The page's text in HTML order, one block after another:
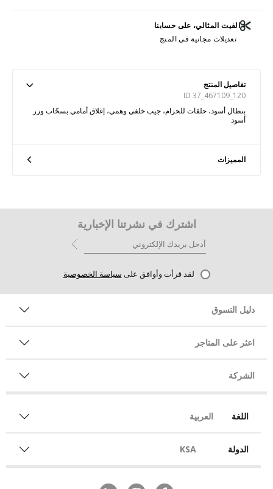
الفيت المثالي، على حسابنا
تعديلات مجانية في المتج
تفاصيل المنتج
ID 37_467109_120
بنطال أسود، حلقات للحزام، جيب خلفي وهمي، إغلاق أمامي بسحّاب وزر
أسود
المميزات
اشترك في نشرتنا الإخبارية
لقد قرأت وأوافق على سياسة الخصوصية
دليل التسوق
اعثر على المتاجر
الشركة
اللغة العربية
الدولة KSA